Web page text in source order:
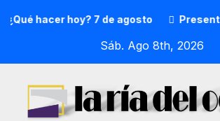
¿Qué hacer hoy? 7 de agosto
Sáb. Ago 8th, 2026